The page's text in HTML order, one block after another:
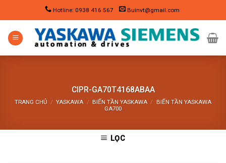
content
Hotline: 0938 416 567 Buinvt@gmail.com
CIPR-GA70T4168ABAA
TRANG CHỦ / YASKAWA / BIẾN TẦN YASKAWA / BIẾN TẦN YASKAWA
GA700
LỌC